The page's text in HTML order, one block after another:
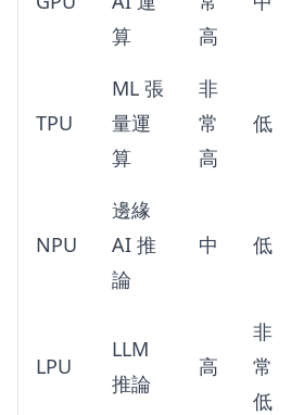
算
高
TPU
ML 張
量運
算
非
常
高
低
NPU
邊緣
AI 推
論
中 低
LPU
LLM
推論
高
非
常
低